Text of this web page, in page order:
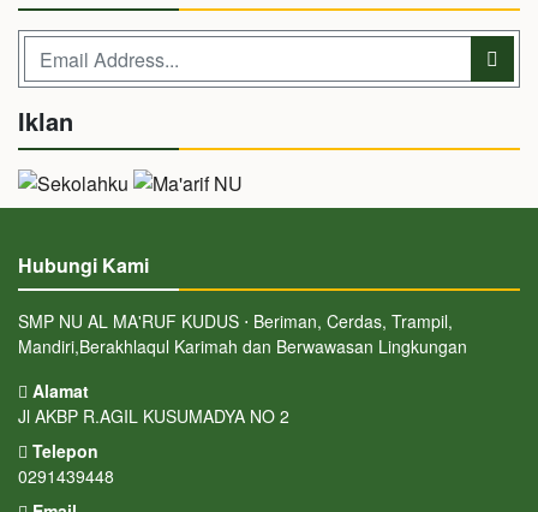
Iklan
Hubungi Kami
SMP NU AL MA'RUF KUDUS ⋅ Beriman, Cerdas, Trampil,
Mandiri,Berakhlaqul Karimah dan Berwawasan Lingkungan
Alamat
Jl AKBP R.AGIL KUSUMADYA NO 2
Telepon
0291439448